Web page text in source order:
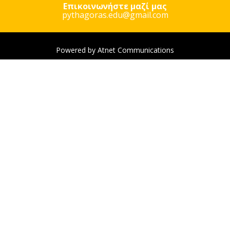
Επικοινωνήστε μαζί μας
pythagoras.edu@gmail.com
Powered by Atnet Communications